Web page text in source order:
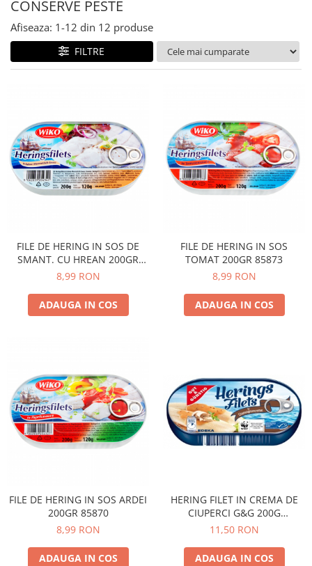
GEMURI
PASTE
SEMIPREPARATE
SOSURI
INDEPĂRTAREA PETELOR
ODORIZANTE DE BAIE
CONSERVE PESTE
Afiseaza: 1-12 din 12 produse
FILTRE
FILE DE HERING IN SOS DE
SMANT. CU HREAN 200GR
85871
8,99 RON
ADAUGA IN COS
FILE DE HERING IN SOS
TOMAT 200GR 85873
8,99 RON
ADAUGA IN COS
FILE DE HERING IN SOS ARDEI
200GR 85870
8,99 RON
ADAUGA IN COS
HERING FILET IN CREMA DE
CIUPERCI G&G 200G
453734006
11,50 RON
ADAUGA IN COS